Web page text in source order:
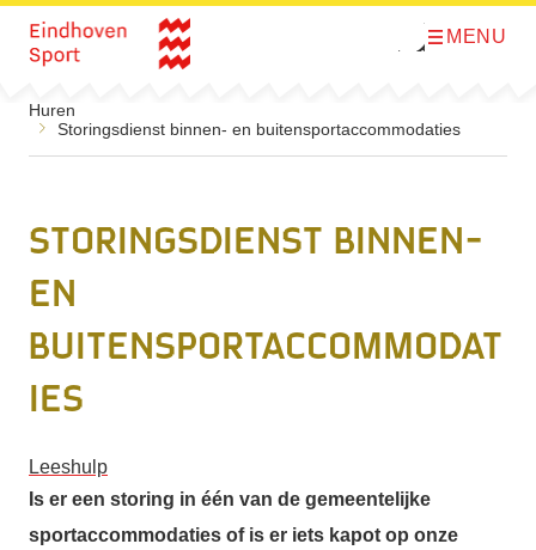
Direct naar de inhoud
O
e
MENU
Huren
Storingsdienst binnen- en buitensportaccommodaties
Storingsdienst binnen-
en
buitensportaccommodat
ies
Leeshulp
Is er een storing in één van de gemeentelijke
sportaccommodaties of is er iets kapot op onze